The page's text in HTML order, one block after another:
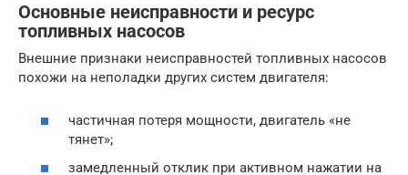
Основные неисправности и ресурс
топливных насосов
Внешние признаки неисправностей топливных насосов
похожи на неполадки других систем двигателя:
частичная потеря мощности, двигатель «не
тянет»;
замедленный отклик при активном нажатии на